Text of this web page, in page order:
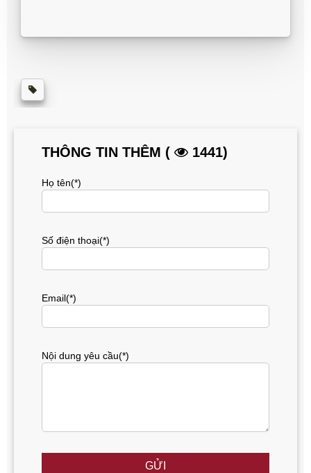
THÔNG TIN THÊM ( 1441)
Họ tên(*)
Số điện thoại(*)
Email(*)
Nội dung yêu cầu(*)
GỬI